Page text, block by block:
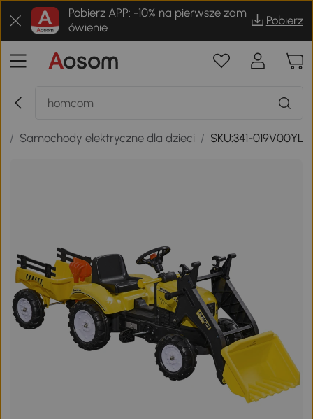
Pobierz APP: -10% na pierwsze zam
ówienie
Pobierz
/ Samochody elektryczne dla dzieci / SKU:341-019V00YL